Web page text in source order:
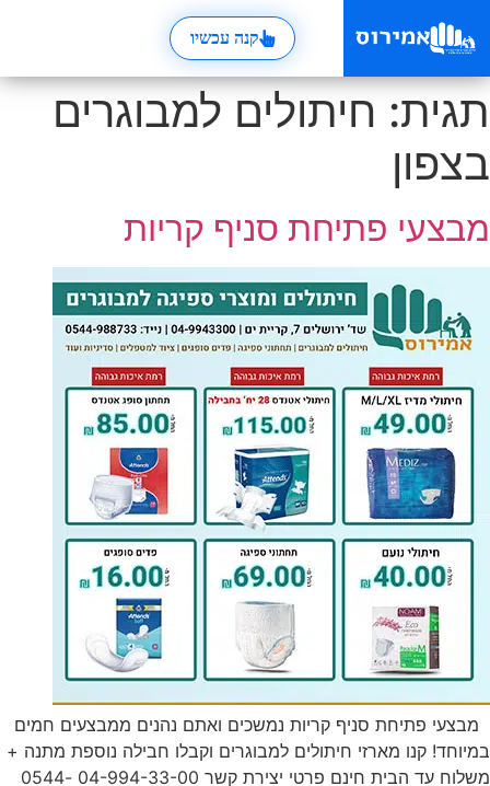
קנה עכשיו
תגית: חיתולים למבוגרים
בצפון
מבצעי פתיחת סניף קריות
מבצעי פתיחת סניף קריות נמשכים ואתם נהנים ממבצעים חמים
במיוחד! קנו מארזי חיתולים למבוגרים וקבלו חבילה נוספת מתנה +
משלוח עד הבית חינם פרטי יצירת קשר 04-994-33-00 0544-